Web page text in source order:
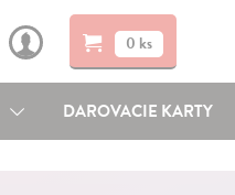
0 ks
DAROVACIE KARTY